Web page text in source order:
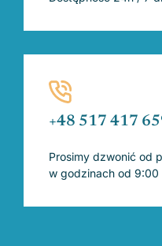
+48 517 417
Prosimy dzwonić od
w godzinach od